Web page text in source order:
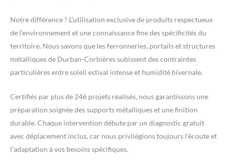
Notre différence ? L’utilisation exclusive de produits respectueux
de l’environnement et une connaissance fine des spécificités du
territoire. Nous savons que les ferronneries, portails et structures
métalliques de Durban-Corbières subissent des contraintes
particulières entre soleil estival intense et humidité hivernale.
Certifiés par plus de 246 projets réalisés, nous garantissons une
préparation soignée des supports métalliques et une finition
durable. Chaque intervention débute par un diagnostic gratuit
avec déplacement inclus, car nous privilégions toujours l’écoute et
l’adaptation à vos besoins spécifiques.